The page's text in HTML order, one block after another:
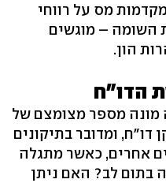
מס על רווחי
– מוגשים
הון.
הדו"ח
מונה מספר מצומצם של
דו"ח, ומדובר בתיקונים
אחרים, כאשר מתגלה
בתום לב? האם ניתן